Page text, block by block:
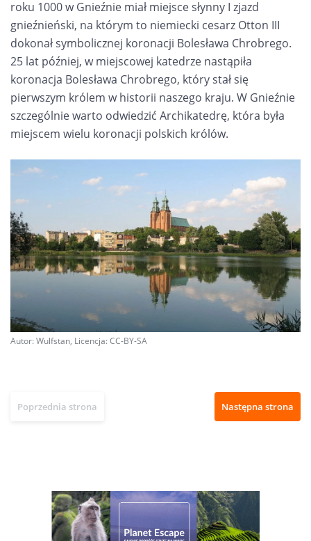
roku 1000 w Gnieźnie miał miejsce słynny I zjazd
gnieźnieński, na którym to niemiecki cesarz Otton III
dokonał symbolicznej koronacji Bolesława Chrobrego.
25 lat później, w miejscowej katedrze nastąpiła
koronacja Bolesława Chrobrego, który stał się
pierwszym królem w historii naszego kraju. W Gnieźnie
szczególnie warto odwiedzić Archikatedrę, która była
miejscem wielu koronacji polskich królów.
Autor: Wulfstan, Licencja: CC-BY-SA
Poprzednia strona Następna strona